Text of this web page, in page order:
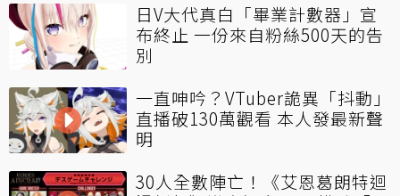
日V大代真白「畢業計數器」宣
布終止 一份來自粉絲500天的告
別
一直呻吟？VTuber詭異「抖動」
直播破130萬觀看 本人發最新聲
明
30人全數陣亡！《艾恩葛朗特迴